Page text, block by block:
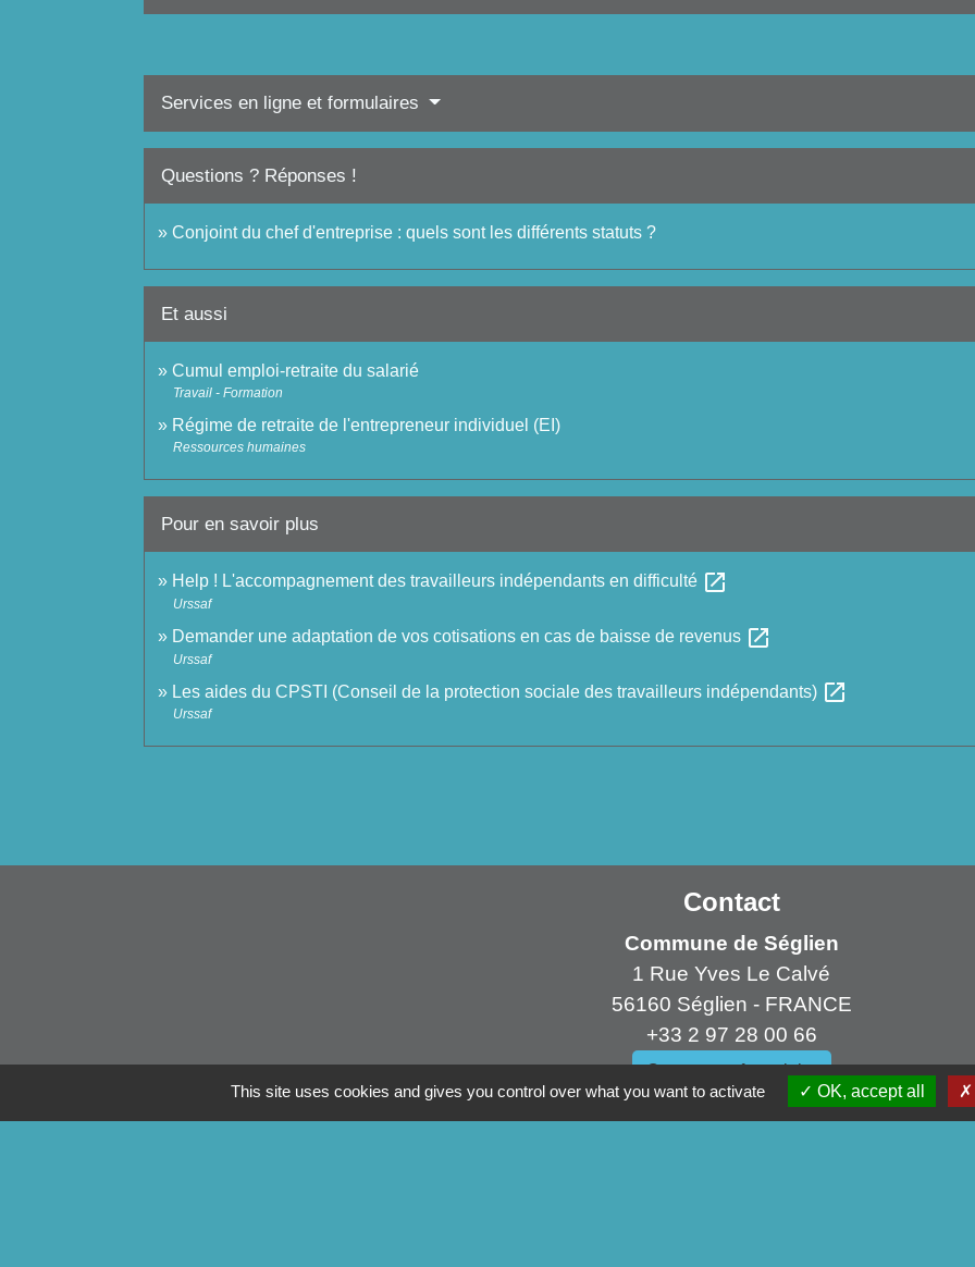
Services en ligne et formulaires
Questions ? Réponses !
Conjoint du chef d'entreprise : quels sont les différents statuts ?
Et aussi
Cumul emploi-retraite du salarié
Travail - Formation
Régime de retraite de l'entrepreneur individuel (EI)
Ressources humaines
Pour en savoir plus
Help ! L'accompagnement des travailleurs indépendants en difficulté open_in_new
Urssaf
Demander une adaptation de vos cotisations en cas de baisse de revenus open_in_new
Urssaf
Les aides du CPSTI (Conseil de la protection sociale des travailleurs indépendants) open_in_new
Urssaf
Contact
Commune de Séglien
1 Rue Yves Le Calvé
56160 Séglien - FRANCE
+33 2 97 28 00 66
Contact par formulaire
This site uses cookies and gives you control over what you want to activate OK, accept all